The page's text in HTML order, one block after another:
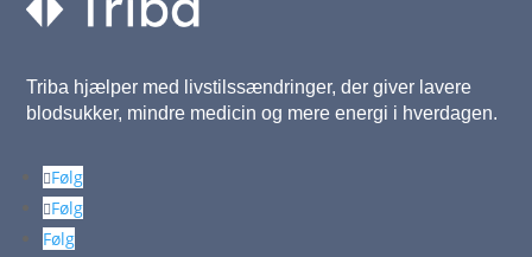
Triba hjælper med livstilssændringer, der giver lavere
blodsukker, mindre medicin og mere energi i hverdagen.
Følg
Følg
Følg